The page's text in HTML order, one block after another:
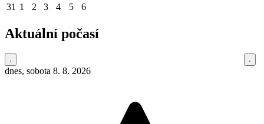
31 1 2 3 4 5 6
Aktuální počasí
dnes, sobota 8. 8. 2026